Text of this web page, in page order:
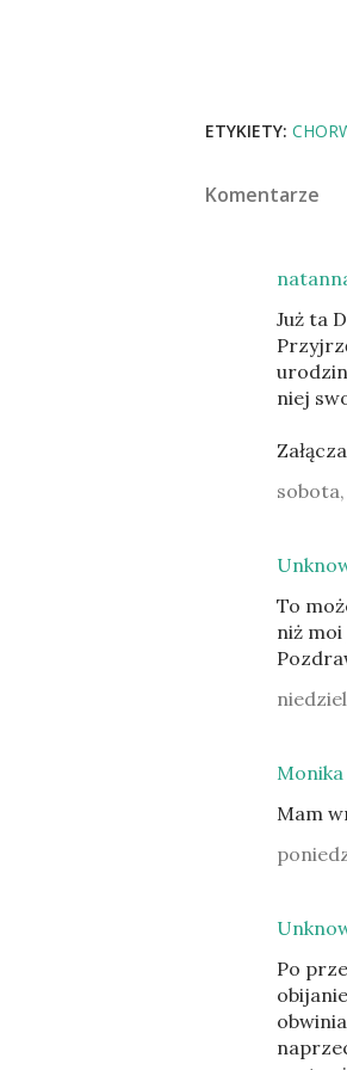
ETYKIETY:
Komentarze
Już ta
niej
To
niż
Mam
Po